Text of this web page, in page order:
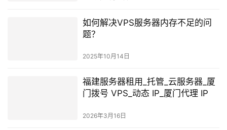
SSH登录速度慢得要死？我花了三
天终于找到元凶
2025年12月15日
如何解决VPS服务器内存不足的问
题？